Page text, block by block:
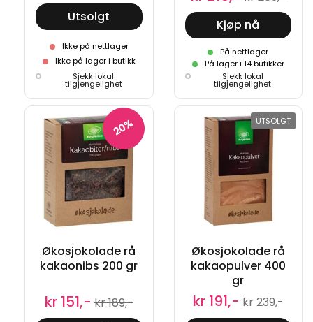
Utsolgt
Ikke på nettlager
Ikke på lager i butikk
Sjekk lokal
tilgjengelighet
Kjøp nå
På nettlager
På lager i 14 butikker
Sjekk lokal
tilgjengelighet
20%
Økosjokolade rå
kakaonibs 200 gr
kr 151,- kr 189,-
Økosjokolade rå
kakaopulver 400
gr
kr 191,- kr 239,-
UTSOLGT